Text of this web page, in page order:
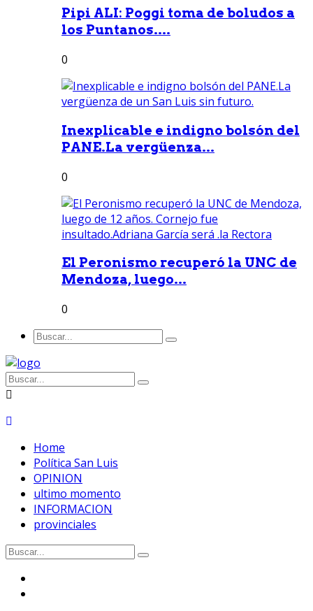
Pipi ALI: Poggi toma de boludos a
los Puntanos....
0
Inexplicable e indigno bolsón del
PANE.La vergüenza...
0
El Peronismo recuperó la UNC de
Mendoza, luego...
0
Home
Política San Luis
OPINION
ultimo momento
INFORMACION
provinciales